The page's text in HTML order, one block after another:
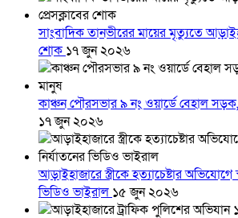
সাংবাদিক তানভীরের মায়ের মৃত্যুতে
শোক ১৭ জুন ২০২৬
কাঞ্চন পৌরসভার ৯ নং ওয়ার্ডে বেহাল
১৭ জুন ২০২৬
আড়াইহাজারে স্ত্রীকে হত্যাচেষ্টার অভিযোগে
ভিডিও ভাইরাল ১৫ জুন ২০২৬